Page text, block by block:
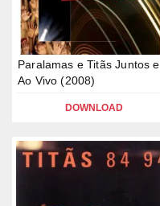
Paralamas e Titãs Juntos e
Ao Vivo (2008)
DOWNLOAD